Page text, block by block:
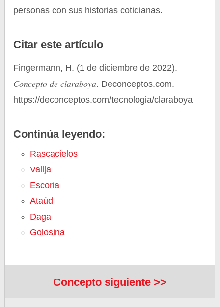
personas con sus historias cotidianas.
Citar este artículo
Fingermann, H. (1 de diciembre de 2022).
Concepto de claraboya. Deconceptos.com.
https://deconceptos.com/tecnologia/claraboya
Continúa leyendo:
Rascacielos
Valija
Escoria
Ataúd
Daga
Golosina
Concepto siguiente >>